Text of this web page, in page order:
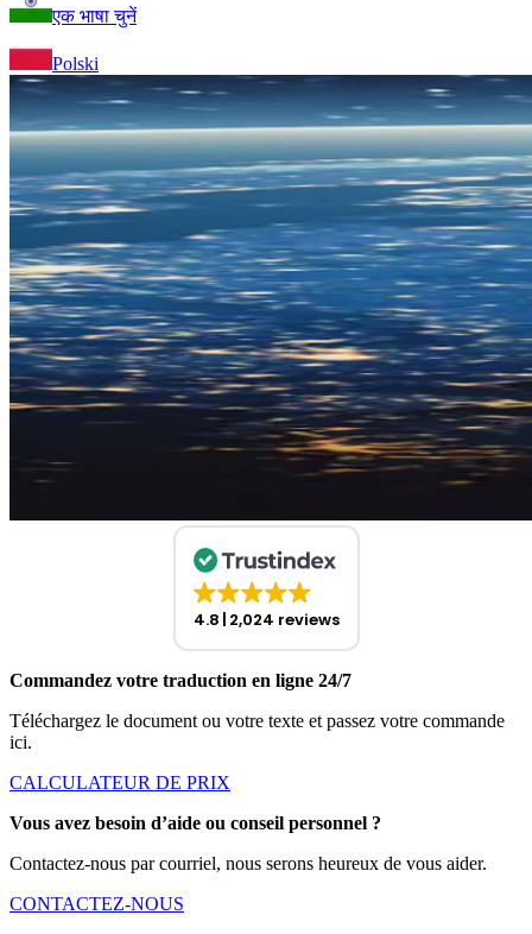
एक भाषा चुनें
Polski
4.8 2,024 reviews
Commandez votre traduction en ligne 24/7
Téléchargez le document ou votre texte et passez votre commande
ici.
CALCULATEUR DE PRIX
Vous avez besoin d’aide ou conseil personnel ?
Contactez-nous par courriel, nous serons heureux de vous aider.
CONTACTEZ-NOUS